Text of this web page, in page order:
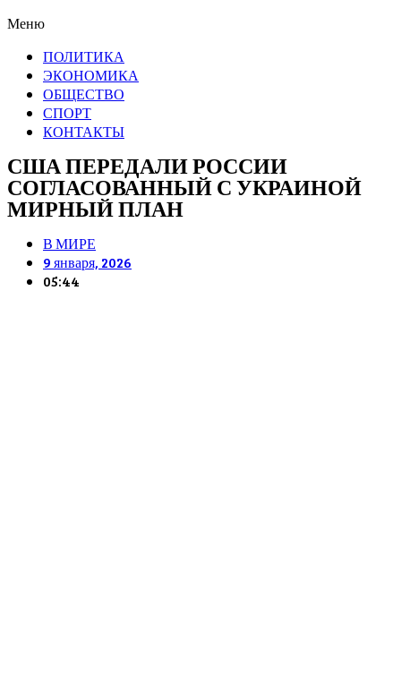
Меню
ПОЛИТИКА
ЭКОНОМИКА
ОБЩЕСТВО
СПОРТ
КОНТАКТЫ
США ПЕРЕДАЛИ РОССИИ
СОГЛАСОВАННЫЙ С УКРАИНОЙ
МИРНЫЙ ПЛАН
В МИРЕ
9 января, 2026
05:44